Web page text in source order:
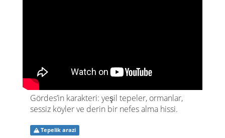
Gördes’in karakteri: yeşil tepeler, ormanlar,
sessiz köyler ve derin bir nefes alma hissi.
Tepelik arazi